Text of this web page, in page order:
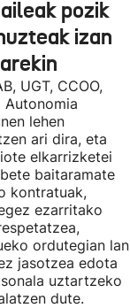
pozik
izan
UGT, CCOO,
Autonomia
lehen
ari dira, eta
elkarrizketei
baitaramate
kontratuak,
ezarritako
ordutegian lan
jasotzea edota
uztartzeko
dute.